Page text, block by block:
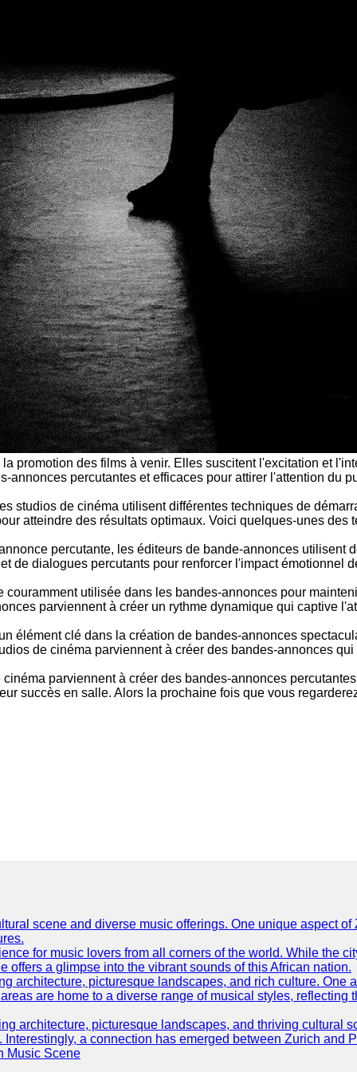
promotion des films à venir. Elles suscitent l'excitation et
annonces percutantes et efficaces pour attirer l'attention du
studios de cinéma utilisent différentes techniques de
atteindre des résultats optimaux. Voici quelques-unes
percutante, les éditeurs de bande-annonces
de dialogues percutants pour renforcer l'impact émotionnel
utilisée dans les bandes-annonces pour
parviennent à créer un rythme dynamique qui captive
élément clé dans la création de bandes-annonces
de cinéma parviennent à créer des bandes-annonces
parviennent à créer des bandes-annonces
succès en salle. Alors la prochaine fois que vous
scene and diverse music offerings. One unique aspect
for music lovers from all corners of the world. While the
offers a glimpse into the vibrant sounds of this African nation.
architecture, picturesque landscapes, and rich culture. One
are home to a diverse range of musical styles,
architecture, picturesque landscapes, and thriving cultural
a connection has emerged between Zurich and
Music Scene